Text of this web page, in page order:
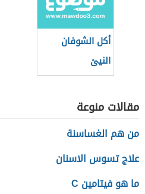
أكل الشوفان
النيئ
مقالات منوعة
من هم الغساسنة
علاج تسوس الاسنان
ما هو فيتامين C